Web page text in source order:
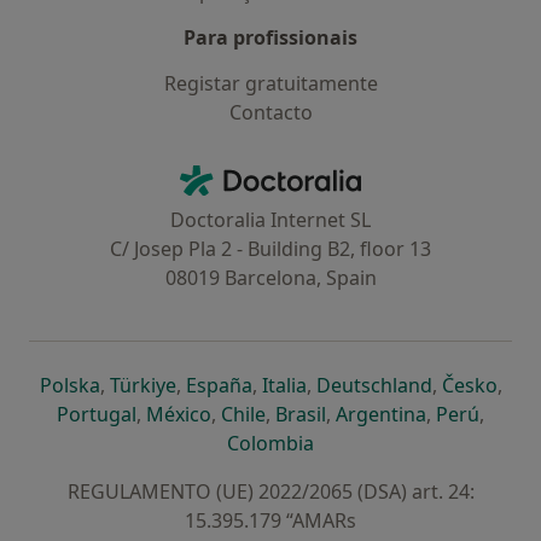
Para profissionais
Registar gratuitamente
Contacto
Doctoralia - Homepage
Doctoralia Internet SL
C/ Josep Pla 2 - Building B2, floor 13
08019 Barcelona, Spain
Polskaabre num novo separador
, Türkiyeabre num novo separador
, Españaabre num novo separador
, Italiaabre num novo
, Deutschlandabre num
, Česko,
Portugalabre num novo separador
, Méxicoabre num novo separador
, Chileabre num novo separador
, Brasilabre num novo
, Argentinaabre num
, Perúabre
,
Colombia
REGULAMENTO (UE) 2022/2065 (DSA) art. 24:
15.395.179 “AMARs